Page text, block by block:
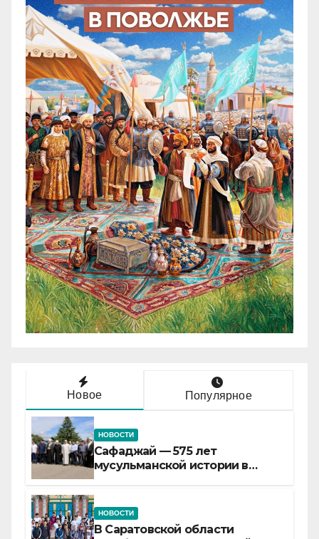
Новое Популярное
НОВОСТИ
Сафаджай — 575 лет
мусульманской истории в
НОВОСТИ
В Саратовской области